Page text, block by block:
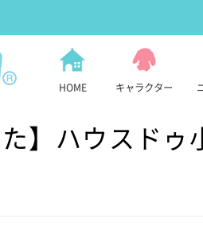
HOME キャラクター
た】ハウスド